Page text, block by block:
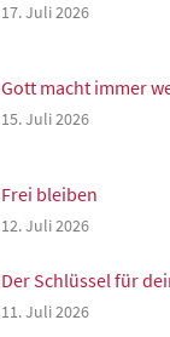
17. Juli 2026
Gott macht immer
15. Juli 2026
Frei bleiben
12. Juli 2026
Der Schlüssel für
11. Juli 2026